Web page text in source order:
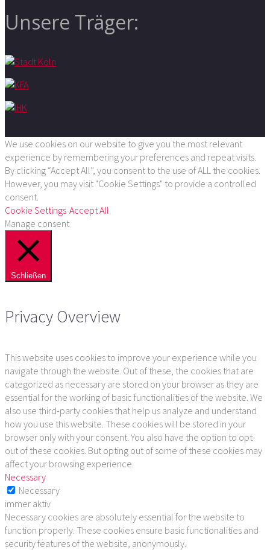
Unsere Träger:
We use cookies on our website to give you the most relevant
experience by remembering your preferences and repeat visits.
By clicking “Accept All”, you consent to the use of ALL the cookies.
However, you may visit "Cookie Settings" to provide a controlled
consent.
Cookie Settings Accept All
Manage consent
Schließen
Privacy Overview
This website uses cookies to improve your experience while you
navigate through the website. Out of these, the cookies that are
categorized as necessary are stored on your browser as they are
essential for the working of basic functionalities of the website. We
also use third-party cookies that help us analyze and understand
how you use this website. These cookies will be stored in your
browser only with your consent. You also have the option to opt-
out of these cookies. But opting out of some of these cookies may
affect your browsing experience.
Necessary
Necessary
immer aktiv
Necessary cookies are absolutely essential for the website to
function properly. These cookies ensure basic functionalities and
security features of the website, anonymously.